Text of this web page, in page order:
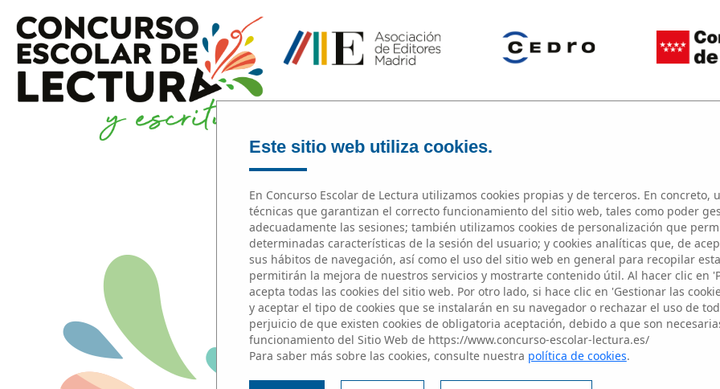
Participantes del centros
SAGRADA FAMILIA
Este sitio web utiliza cookies.
En Concurso Escolar de Lectura utilizamos cookies propias y de terceros. En concreto,
técnicas que garantizan el correcto funcionamiento del sitio web, tales como poder
adecuadamente las sesiones; también utilizamos cookies de personalización que
determinadas características de la sesión del usuario; y cookies analíticas que, de
sus hábitos de navegación, así como el uso del sitio web en general para recopilar
permitirán la mejora de nuestros servicios y mostrarte contenido útil. Al hacer clic en
acepta todas las cookies del sitio web. Por otro lado, si hace clic en 'Gestionar las
y aceptar el tipo de cookies que se instalarán en su navegador o rechazar el uso de
perjuicio de que existen cookies de obligatoria aceptación, debido a que son
funcionamiento del Sitio Web de https://www.concurso-escolar-lectura.es/
Para saber más sobre las cookies, consulte nuestra política de cookies.